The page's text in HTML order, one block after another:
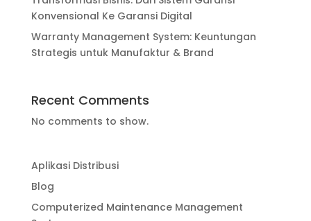
Konvensional Ke Garansi Digital
Warranty Management System: Keuntungan
Strategis untuk Manufaktur & Brand
Recent Comments
No comments to show.
Aplikasi Distribusi
Blog
Computerized Maintenance Management